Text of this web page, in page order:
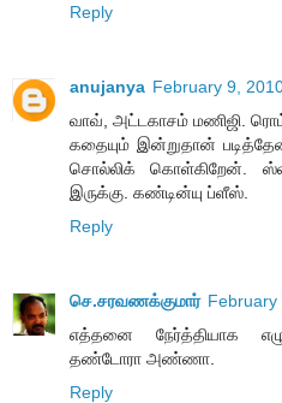
Reply
anujanya February 9,
வாவ், அட்டகாசம் மணிஜி.
கதையும் இன்றுதான்
சொல்லிக் கொள்கிறேன்.
இருக்கு. கண்டின்யு ப்ளீஸ்.
Reply
செ.சரவணக்குமார் February
எத்தனை நேர்த்தியாக
தண்டோரா அண்ணா.
Reply